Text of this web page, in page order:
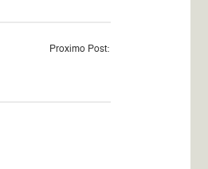
Proximo Post: